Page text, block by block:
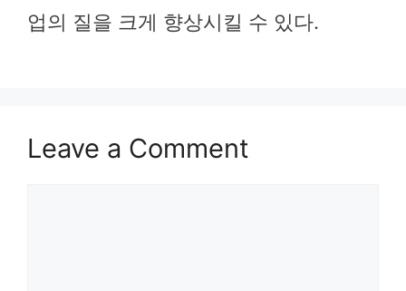
업의 질을 크게 향상시킬 수 있다.
Leave a Comment